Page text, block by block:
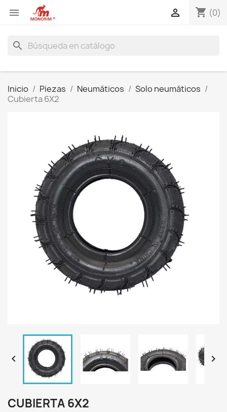
 shopping_cart (0)

search
Inicio Piezas Neumáticos
Solo neumáticos
Cubierta 6X2
 
CUBIERTA 6X2